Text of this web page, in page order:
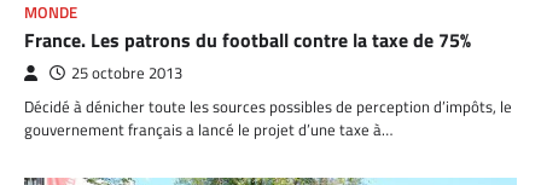
MONDE
France. Les patrons du football contre la taxe de 75%
25 octobre 2013
Décidé à dénicher toute les sources possibles de perception d’impôts, le
gouvernement français a lancé le projet d’une taxe à…